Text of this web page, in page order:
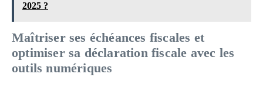
2025 ?
Maîtriser ses échéances fiscales et
optimiser sa déclaration fiscale avec les
outils numériques